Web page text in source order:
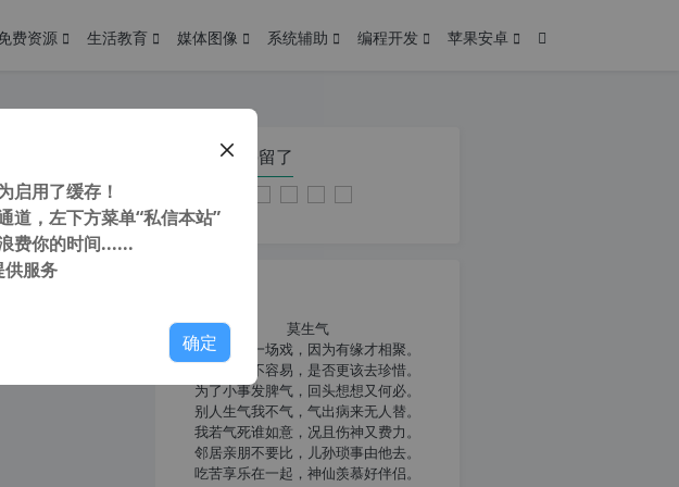
费资源 生活教育 媒体图像 系统辅助 编程开发 苹果安卓
中文懒人包
空间位于国
您在本页停留了
莫生气
人生就像一场戏，因为有缘才相聚。
相扶到老不容易，是否更该去珍惜。
为了小事发脾气，回头想想又何必。
别人生气我不气，气出病来无人替。
我若气死谁如意，况且伤神又费力。
邻居亲朋不要比，儿孙琐事由他去。
吃苦享乐在一起，神仙羡慕好伴侣。
启用了缓存！
道，左下方菜单“私信本站”
费你的时间......
供服务
确定